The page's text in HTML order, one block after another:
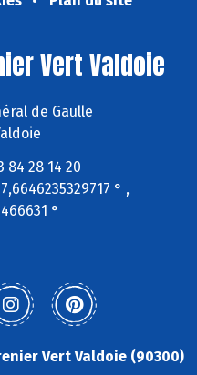
Vert Valdoie
de Gaulle
84 28 14 20
° ,
°
Vert Valdoie (90300)